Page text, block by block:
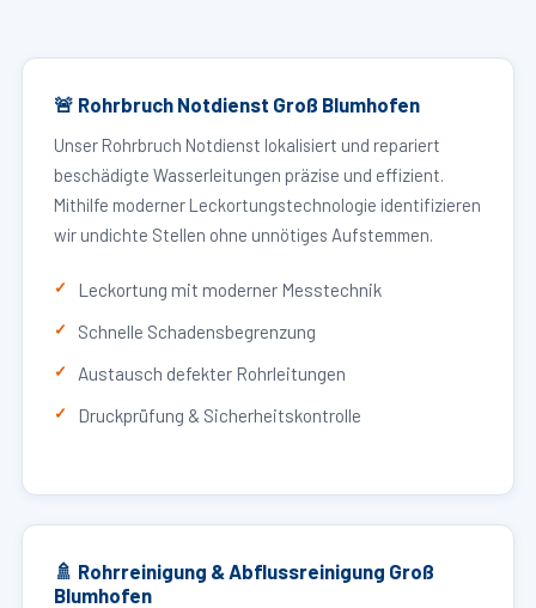
🚨 Rohrbruch Notdienst Groß Blumhofen
Unser Rohrbruch Notdienst lokalisiert und repariert
beschädigte Wasserleitungen präzise und effizient.
Mithilfe moderner Leckortungstechnologie identifizieren
wir undichte Stellen ohne unnötiges Aufstemmen.
Leckortung mit moderner Messtechnik
Schnelle Schadensbegrenzung
Austausch defekter Rohrleitungen
Druckprüfung & Sicherheitskontrolle
🚿 Rohrreinigung & Abflussreinigung Groß
Blumhofen